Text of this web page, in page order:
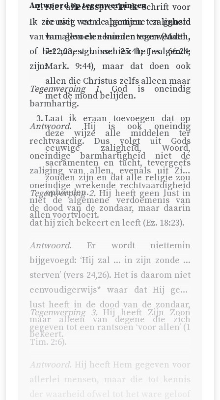
Niet alleen spreekt de Schrift voor
eeuwig een algemene zaligheid
van allen en eenieder tegen (Matth.
7:22,23, vgl. met 25:41;Jes. 66:24;
Mark. 9:44), maar dat doen ook
allen die Christus zelfs alleen maar
met de mond belijden.
Laat ik eraan toevoegen dat op
deze wijze alle middelen ter
eeuwige zaligheid, Woord,
sacramenten en tucht, tevergeefs
zouden zijn en dat alle religie zou
ophouden.
Antwoord op tegenwerpingen
Ik zie niet wat de partijen ten gunste
van hun gevoelen kunnen voorwenden,
of het moest misschien het volgende
zijn:
Tegenwerping 1.God is oneindig
barmhartig.
Antwoord. Hij is ook oneindig
rechtvaardig. Dus volgt uit Gods
oneindige barmhartigheid niet de
zaliging van allen, evenals uit Zijn
oneindige wrekende rechtvaardigheid
niet de algemene verdoemenis van
allen voortvloeit.
Tegenwerping 2. Hij heeft geen lust in
de dood van de zondaar, maar daarin
dat hij zich bekeert en leeft (Ez. 18:23).
Antwoord. Er wordt niettemin
bijgevoegd: ‘Hij zal ... in zijn zonde ...
sterven’ (vers 24,26). Het is daarom niet
eenvoudigerwijs* waar dat Hij geen
lust heeft in de dood van de zondaar,
maar alleen van degene die zich
bekeert.
Tegenwerping 3. Hij heeft Zijn Zoon
gegeven tot een rantsoen ‘voor allen’ (1
Tim. 2:6).
Antwoord. Hij heeft Hem gegeven voor
allerlei mensen, maar die tot kennis
der waarheid ofwel tot het ware geloof